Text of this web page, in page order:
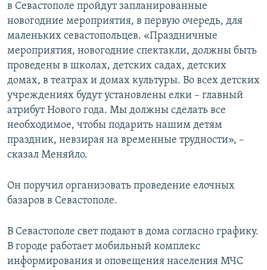
в Севастополе пройдут запланированные
новогодние мероприятия, в первую очередь, для
маленьких севастопольцев. «Праздничные
мероприятия, новогодние спектакли, должны быть
проведены в школах, детских садах, детских
домах, в театрах и домах культуры. Во всех детских
учреждениях будут установлены елки – главный
атрибут Нового года. Мы должны сделать все
необходимое, чтобы подарить нашим детям
праздник, невзирая на временные трудности», –
сказал Меняйло.
Он поручил организовать проведение елочных
базаров в Севастополе.
В Севастополе свет подают в дома согласно графику.
В городе работает мобильный комплекс
информирования и оповещения населения МЧС